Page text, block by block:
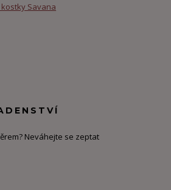
Savana
Neváhejte se zeptat